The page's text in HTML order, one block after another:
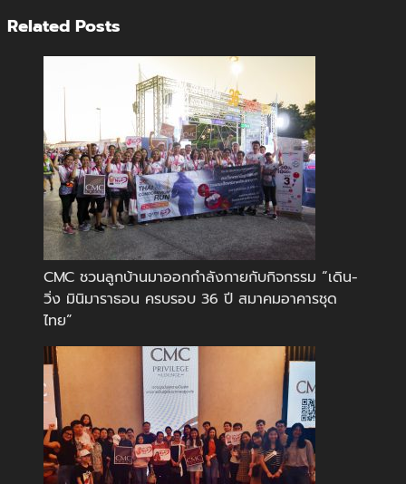
Related Posts
CMC ชวนลูกบ้านมาออกกำลังกายกับกิจกรรม “เดิน-
วิ่ง มินิมาราธอน ครบรอบ 36 ปี สมาคมอาคารชุด
ไทย”